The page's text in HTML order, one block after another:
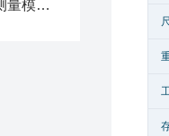
AEM-USB电磁海流计的两种测量模式：连续模式、脉冲模式